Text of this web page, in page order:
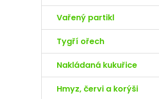
l
Vařený partikl
Tygří ořech
Nakládaná kukuřice
Hmyz, červi a korýši